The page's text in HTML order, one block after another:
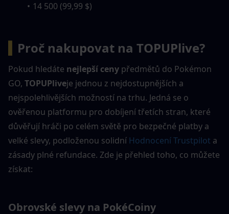
14 500 (99,99 $)
Proč nakupovat na TOPUPlive?
Pokud hledáte nejlepší ceny předmětů do Pokémon
GO, TOPUPliveje jednou z nejdostupnějších a
nejspolehlivějších možností na trhu. Jedná se o
ověřenou platformu pro dobíjení třetích stran, které
důvěřují hráči po celém světě pro bezpečné platby a
velké slevy, podloženou solidní Hodnocení Trustpilot a
zásady plné refundace. Zde je přehled toho, co můžete
získat:
Obrovské slevy na PokéCoiny